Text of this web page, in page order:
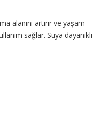
alanını artırır ve yaşam
sağlar. Suya dayanıklı